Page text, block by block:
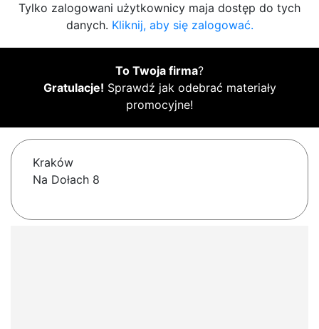
Tylko zalogowani użytkownicy maja dostęp do tych
danych. Kliknij, aby się zalogować.
To Twoja firma?
Gratulacje! Sprawdź jak odebrać materiały
promocyjne!
Kraków
Na Dołach 8